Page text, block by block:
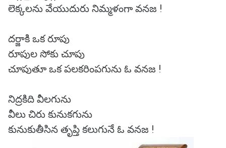
లెక్కలను వేయుదురు నిమ్మళంగా వనజ !
దర్జాకి ఒక రూపు
రూపుల సోకు చూపు
చూపుతూ ఒక పలకరింపగును ఓ వనజ !
నిద్రకిది వీలగును
వీలు చిరు కునుకగును
కునుకుతీసిన తృప్తి కలుగునే ఓ వనజ !